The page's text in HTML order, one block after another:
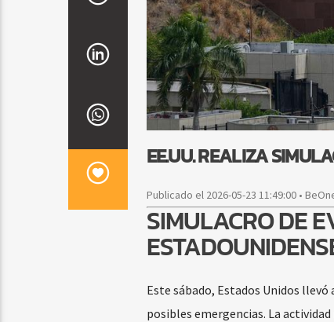
EE.UU. REALIZA
Publicado el 2026-05-23 11:49:00 •
SIMULACRO DE
Este sábado, Estados Unidos llevó
posibles emergencias. La